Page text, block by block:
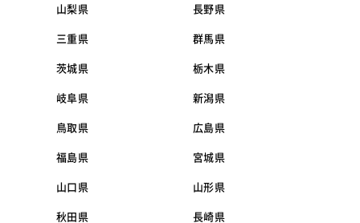
山梨県 長野県
三重県 群馬県
茨城県 栃木県
岐阜県 新潟県
鳥取県 広島県
福島県 宮城県
山口県 山形県
秋田県 長崎県